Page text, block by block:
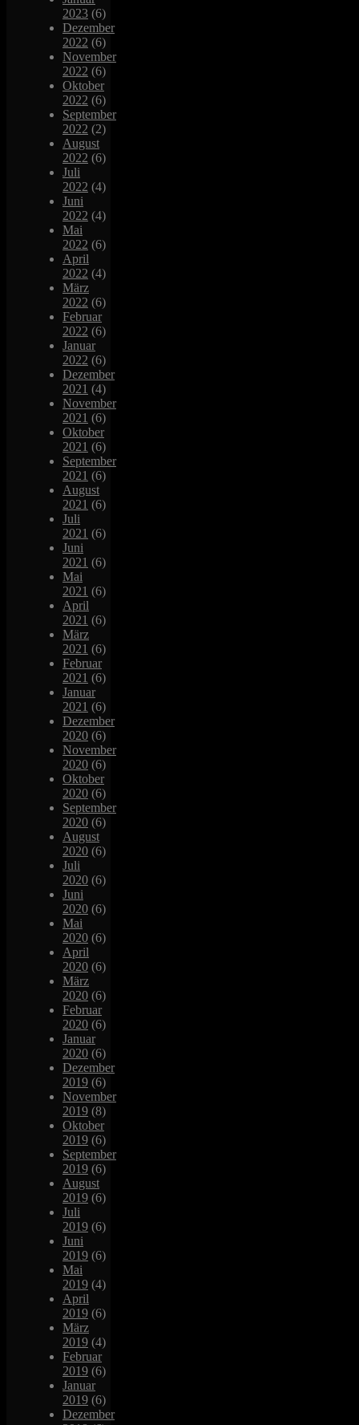
2023 (6)
Dezember
2022 (6)
November
2022 (6)
Oktober
2022 (6)
September
2022 (2)
August
2022 (6)
Juli
2022 (4)
Juni
2022 (4)
Mai
2022 (6)
April
2022 (4)
März
2022 (6)
Februar
2022 (6)
Januar
2022 (6)
Dezember
2021 (4)
November
2021 (6)
Oktober
2021 (6)
September
2021 (6)
August
2021 (6)
Juli
2021 (6)
Juni
2021 (6)
Mai
2021 (6)
April
2021 (6)
März
2021 (6)
Februar
2021 (6)
Januar
2021 (6)
Dezember
2020 (6)
November
2020 (6)
Oktober
2020 (6)
September
2020 (6)
August
2020 (6)
Juli
2020 (6)
Juni
2020 (6)
Mai
2020 (6)
April
2020 (6)
März
2020 (6)
Februar
2020 (6)
Januar
2020 (6)
Dezember
2019 (6)
November
2019 (8)
Oktober
2019 (6)
September
2019 (6)
August
2019 (6)
Juli
2019 (6)
Juni
2019 (6)
Mai
2019 (4)
April
2019 (6)
März
2019 (4)
Februar
2019 (6)
Januar
2019 (6)
Dezember